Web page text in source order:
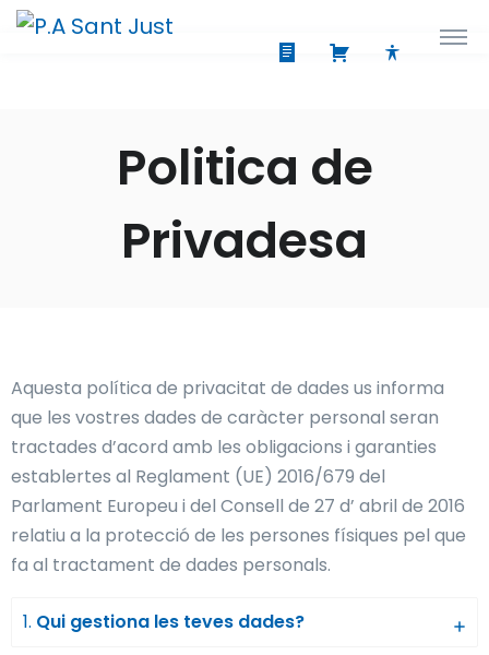
Politica de
Privadesa
Aquesta política de privacitat de dades us informa
que les vostres dades de caràcter personal seran
tractades d’acord amb les obligacions i garanties
establertes al Reglament (UE) 2016/679 del
Parlament Europeu i del Consell de 27 d’ abril de 2016
relatiu a la protecció de les persones físiques pel que
fa al tractament de dades personals.
1. Qui gestiona les teves dades?